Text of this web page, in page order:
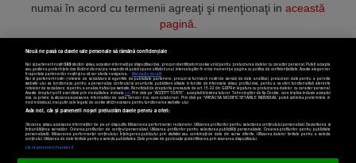
numai în acord cu termenii agreaţi şi menţionaţi in această
pagină
Termeni și condiții Confidențialitate Cookies Contact
Copyright © 2025 BUSINESSMEX S.A.
Setări cookies
Nouă ne pasă ca datele tale personale să rămână confidențiale
Noi și partenerii noștri589stocăm și/sau accesăm informații pe dispozitivul dvs., precum identificatorii cookie unici pentru prelucrarea datelor cu caracter personal. Puteți accepta
sau gestiona preferințele dvs. făcând clic mai jos, respectiv vă puteți opune utilizării unui interes legitim în orice moment pe pagina cu politica de confidențialitate. Aceste alegeri vor
fi raportate partenerilor noștri și nu vă vor afecta navigarea.
Mai multe detalii
Noi si partenerii nostri (retelele de socializare si agentiile de publicitate partenere, precum si furnizorii nostri de servicii de date analitice) prelucram date pentru a permite
website-ului sa functioneze, pentru a personaliza continutul si anunturile publicitare afisate in functie de interesele si/sau profilul dvs., pentru a va oferi functionalitati aferente
retelelor de socializare si pentru a analiza traficul pe website. Beneficiati de drepturile prevazute de art. 15-22 din GDPR in legatura cu prelucrarea datelor cu caracter personal.
Aceste drepturi pot fi exercitate prin modalitatea indicataaici. Prin click pe “ACCEPT TOATE”, acceptati folosirea tuturor Tehnologiilor de tip Cookie, care implica inclusiv acceptul
dvs. cu privire la stocarea/accesarea informatiilor de catre Vendor-ii cu care colaboram. Prin click pe “VREAU SA MODIFIC SETARILE INDIVIDUAL” puteti schimba preferintele in
mod individual, mai putin cele legate de cookie strict necesare pentru functionarea website-ului.
Atât noi, cât și partenerii noștri prelucrăm datele pentru a oferi:
Stocarea și/sau accesarea informațiilor de pe un dispozitiv. Măsurarea performanței reclamelor. Utilizarea profilurilor pentru selectarea conținutului personalizat. Dezvoltarea și
îmbunătățirea serviciilor. Crearea profilurilor de conținut personalizat. Utilizarea profilurilor pentru selectarea publicității personalizate. Crearea profilurilor pentru publicitate
personalizată. Măsurarea performanței conținutului. Înțelegerea publicului prin statistici sau combinații de date din surse diferite. Utilizarea datelor limitate pentru a selecta
conținutul. Utilizarea de date limitate pentru a selecta publicitatea. Date precise de geolocație și identificarea prin scanarea dispozitivului.
Listă parteneri (furnizori)